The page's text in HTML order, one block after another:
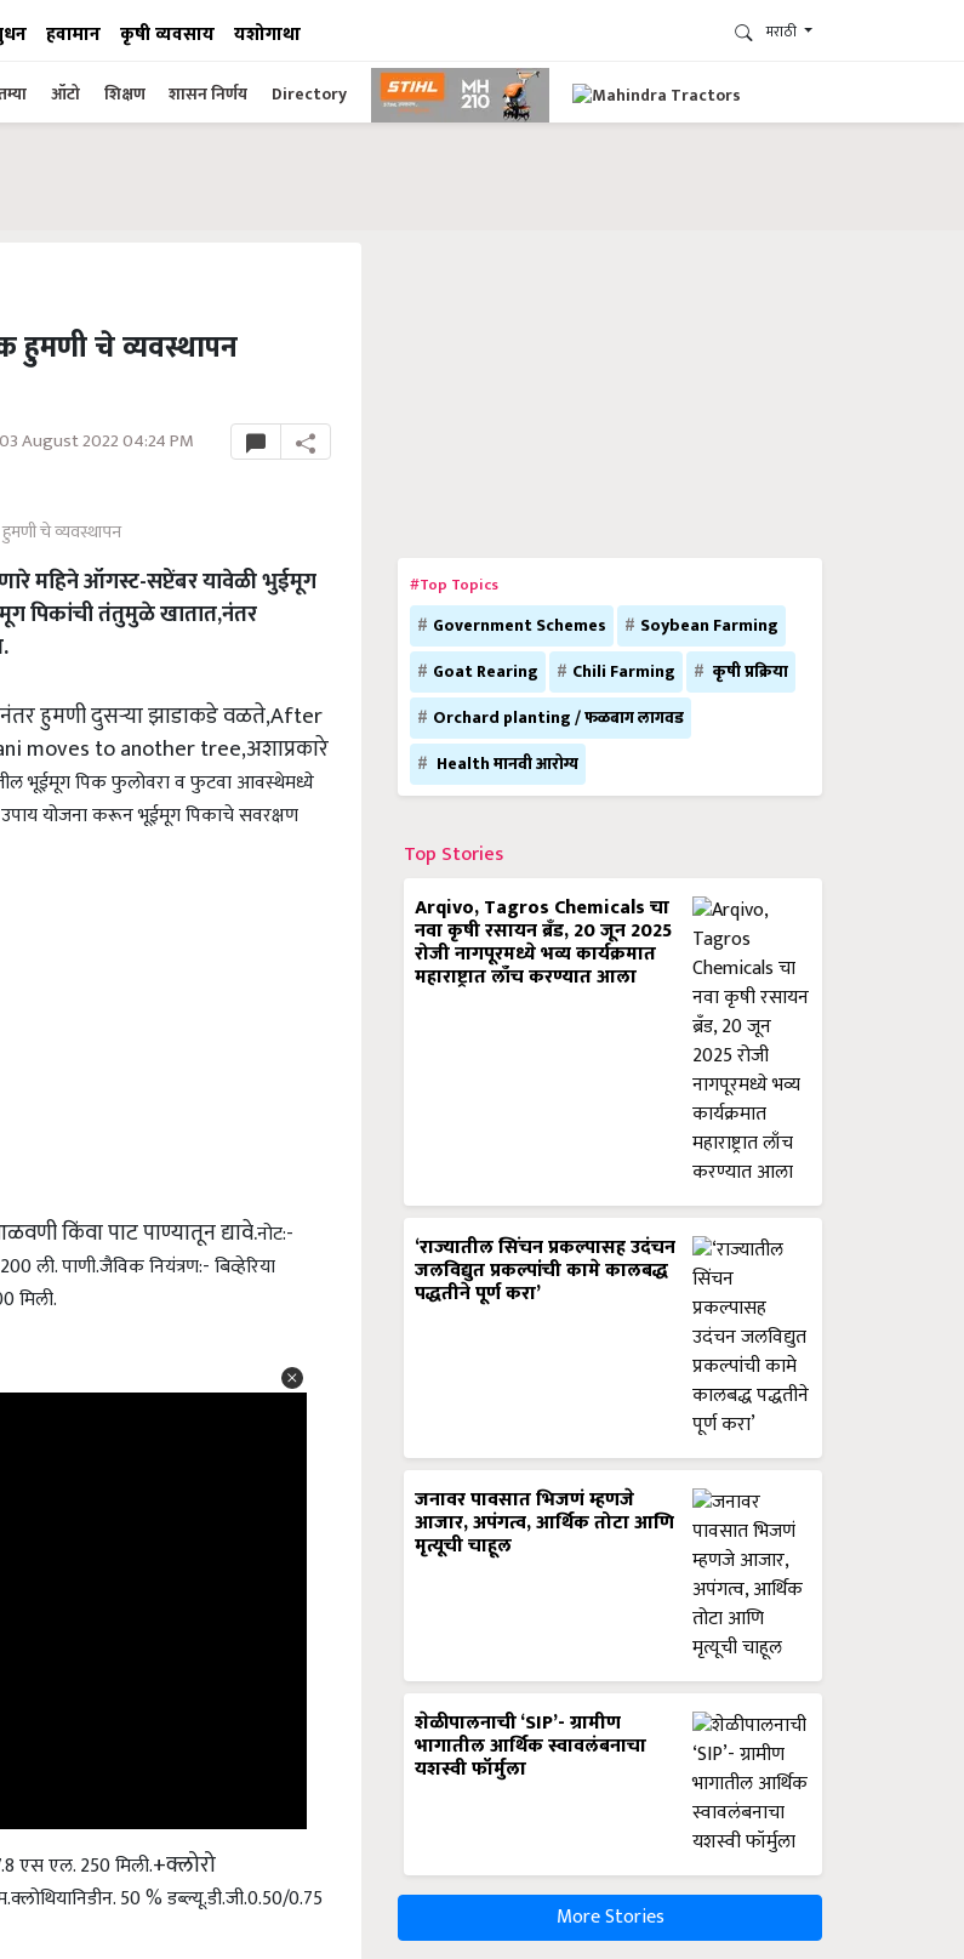
हवामान कृषी व्यवसाय यशोगाथा मराठी
ऑटो शिक्षण शासन निर्णय Directory
हुमणी चे व्यवस्थापन
August 2022 04:24 PM
चे व्यवस्थापन
महिने ऑगस्ट-सप्टेंबर यावेळी भुईमूग
पिकांची तंतुमुळे खातात,नंतर
हुमणी दुसऱ्या झाडाकडे वळते,After
moves to another tree,अशाप्रकारे
भूईमूग पिक फुलोवरा व फुटवा आवस्थेमध्ये
योजना करून भूईमूग पिकाचे सवरक्षण
किंवा पाट पाण्यातून द्यावे.नोट:-
ली. पाणी.जैविक नियंत्रण:- बिव्हेरिया
मिली.
एस एल. 250 मिली. +क्लोरो
क्लोथियानिडीन. 50 % डब्ल्यू.डी.जी.0.50/0.75
#Top Topics
Government Schemes
Soybean Farming
Goat Rearing
Chili Farming
कृषी प्रक्रिया
Orchard planting / फळबाग लागवड
Health मानवी आरोग्य
Top Stories
Arqivo, Tagros Chemicals चा
नवा कृषी रसायन ब्रँड, 20 जून 2025
रोजी नागपूरमध्ये भव्य कार्यक्रमात
महाराष्ट्रात लाँच करण्यात आला
‘राज्यातील सिंचन प्रकल्पासह उदंचन
जलविद्युत प्रकल्पांची कामे कालबद्ध
पद्धतीने पूर्ण करा’
जनावर पावसात भिजणं म्हणजे
आजार, अपंगत्व, आर्थिक तोटा आणि
मृत्यूची चाहूल
शेळीपालनाची ‘SIP’- ग्रामीण
भागातील आर्थिक स्वावलंबनाचा
यशस्वी फॉर्मुला
More Stories